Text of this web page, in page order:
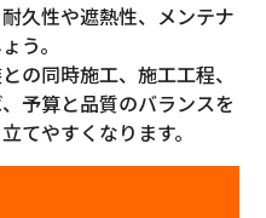
久性や遮熱性、メンテナ
う。
の同時施工、施工工程、
予算と品質のバランスを
てやすくなります。